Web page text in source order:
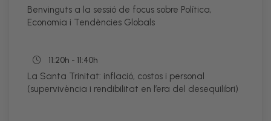
Benvinguts a la sessió de focus sobre Política,
Economia i Tendències Globals
11:20h - 11:40h
La Santa Trinitat: inflació, costos i personal
(supervivència i rendibilitat en l’era del desequilibri)